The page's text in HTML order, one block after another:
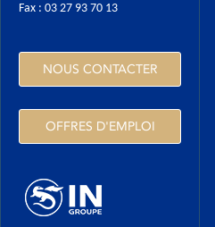
Fax : 03 27 93 70 13
NOUS CONTACTER
OFFRES D'EMPLOI